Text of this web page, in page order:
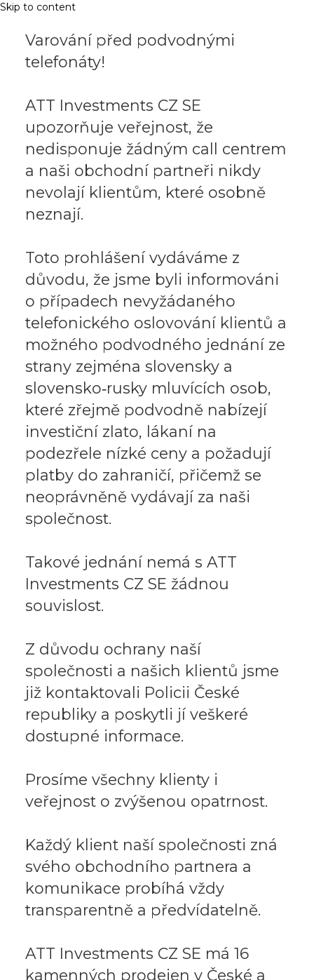
Skip to content
Varování před podvodnými
telefonáty!
ATT Investments CZ SE
upozorňuje veřejnost, že
nedisponuje žádným call centrem
a naši obchodní partneři nikdy
nevolají klientům, které osobně
neznají.
Toto prohlášení vydáváme z
důvodu, že jsme byli informováni
o případech nevyžádaného
telefonického oslovování klientů a
možného podvodného jednání ze
strany zejména slovensky a
slovensko‑rusky mluvících osob,
které zřejmě podvodně nabízejí
investiční zlato, lákaní na
podezřele nízké ceny a požadují
platby do zahraničí, přičemž se
neoprávněně vydávají za naši
společnost.
Takové jednání nemá s ATT
Investments CZ SE žádnou
souvislost.
Z důvodu ochrany naší
společnosti a našich klientů jsme
již kontaktovali Policii České
republiky a poskytli jí veškeré
dostupné informace.
Prosíme všechny klienty i
veřejnost o zvýšenou opatrnost.
Každý klient naší společnosti zná
svého obchodního partnera a
komunikace probíhá vždy
transparentně a předvídatelně.
ATT Investments CZ SE má 16
kamenných prodejen v České a